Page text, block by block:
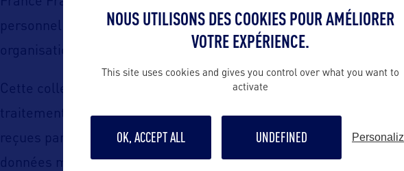
personnel (notamment vos noms, prénoms, adresses emails,
organisations et coordonnées).
Cette collecte et ce traitement peuvent être effectués dans le
traitement des demandes de contact, des demandes presse et
reçues par le Visit USA Committee France. Chacun des
données mis en œuvre par le Visit USA Committee France a ainsi
NOUS UTILISONS DES COOKIES POUR AMÉLIORER
VOTRE EXPÉRIENCE.
This site uses cookies and gives you control over what you want to
activate
OK, ACCEPT ALL UNDEFINED